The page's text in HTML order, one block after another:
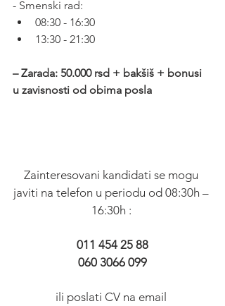
- Smenski rad:
08:30 - 16:30
13:30 - 21:30
– Zarada: 50.000 rsd + bakšiš + bonusi
u zavisnosti od obima posla
Zainteresovani kandidati se mogu
javiti na telefon u periodu od 08:30h –
16:30h :
011 454 25 88
060 3066 099
ili poslati CV na email